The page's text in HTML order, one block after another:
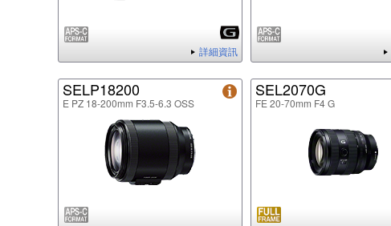
詳細資訊
SELP18200
E PZ 18-200mm F3.5-6.3 OSS
SEL2070G
FE 20-70mm F4 G